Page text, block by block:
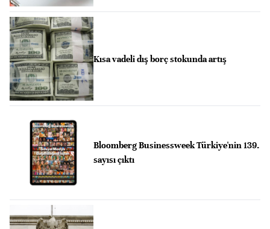
Kısa vadeli dış borç stokunda artış
Bloomberg Businessweek Türkiye'nin 139.
sayısı çıktı